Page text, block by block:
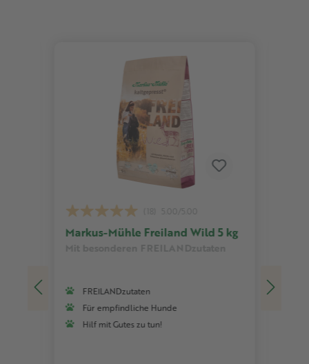
Markus-Mühle Freiland Wild 5 kg
FREILANDzutaten
Für empfindliche Hunde
Hilf mit Gutes zu tun!